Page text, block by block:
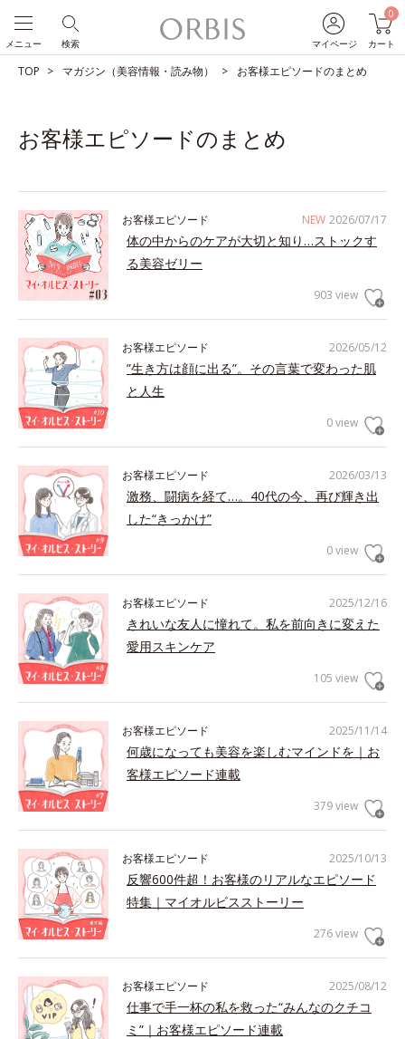
マイページ
0
カート
検索
メニュー
TOP マガジン（美容情報・読み物） お客様エピソードのまとめ
お客様エピソードのまとめ
NEW 2026/07/17
お客様エピソード
体の中からのケアが大切と知り…ストックす
る美容ゼリー
903 view
2026/05/12
お客様エピソード
”生き方は顔に出る”。その言葉で変わった肌
と人生
0 view
2026/03/13
お客様エピソード
激務、闘病を経て…。40代の今、再び輝き出
した“きっかけ”
0 view
2025/12/16
お客様エピソード
きれいな友人に憧れて。私を前向きに変えた
愛用スキンケア
105 view
2025/11/14
お客様エピソード
何歳になっても美容を楽しむマインドを｜お
客様エピソード連載
379 view
2025/10/13
お客様エピソード
反響600件超！お客様のリアルなエピソード
特集｜マイオルビスストーリー
276 view
2025/08/12
お客様エピソード
仕事で手一杯の私を救った“みんなのクチコ
ミ”｜お客様エピソード連載